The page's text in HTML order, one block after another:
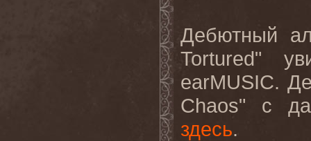
Дебютный
Tortured"
earMUSIC.
Chaos" с
здесь.